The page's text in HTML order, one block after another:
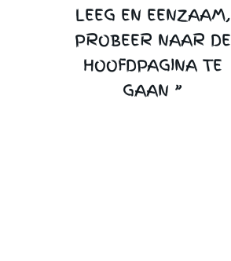
LEEG EN EENZAAM,
PROBEER NAAR DE
HOOFDPAGINA TE
GAAN ”